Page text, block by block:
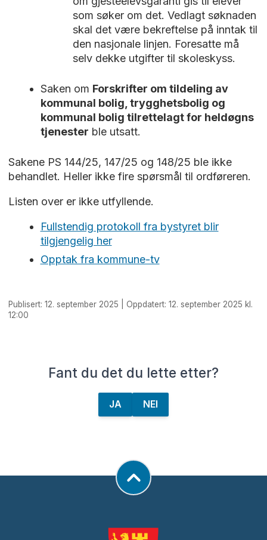
som søker om det. Vedlagt søknaden
skal det være bekreftelse på inntak til
den nasjonale linjen. Foresatte må
selv dekke utgifter til skoleskyss.
Saken om Forskrifter om tildeling av
kommunal bolig, trygghetsbolig og
kommunal bolig tilrettelagt for heldøgns
tjenester ble utsatt.
Sakene PS 144/25, 147/25 og 148/25 ble ikke
behandlet. Heller ikke fire spørsmål til ordføreren.
Listen over er ikke utfyllende.
Fullstendig protokoll fra bystyret blir
tilgjengelig her
Opptak fra kommune-tv
Publisert: 12. september 2025 | Oppdatert: 12. september 2025 kl.
12:00
Fant du det du lette etter?
JA NEI